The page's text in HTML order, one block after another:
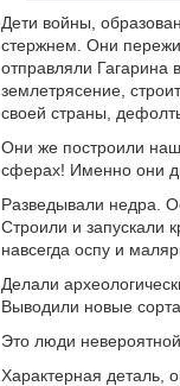
Дети войны,
стержнем. Они
отправляли Гагарина
землетрясение,
своей страны,
Они же построили
сферах! Именно они
Разведывали недра.
Строили и запускали
навсегда оспу и
Делали
Выводили новые
Это люди
Характерная деталь,